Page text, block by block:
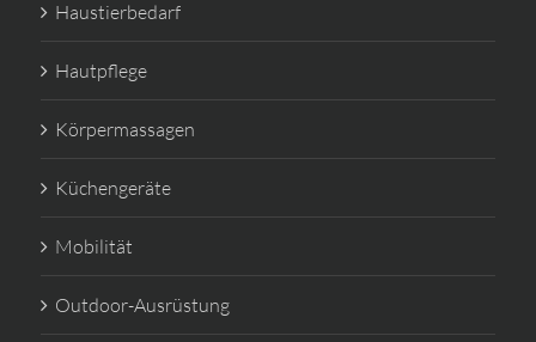
Haustierbedarf
Hautpflege
Körpermassagen
Küchengeräte
Mobilität
Outdoor-Ausrüstung